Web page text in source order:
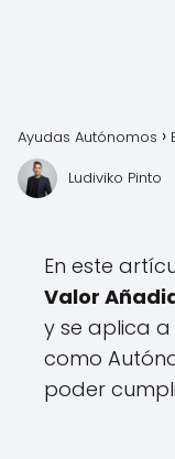
Ayudas Autónomos
Ludiviko Pinto
En este
Valor
y se aplica a
como
poder